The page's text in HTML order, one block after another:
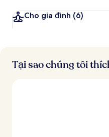
Cho gia đình (6)
Tại sao chúng tôi